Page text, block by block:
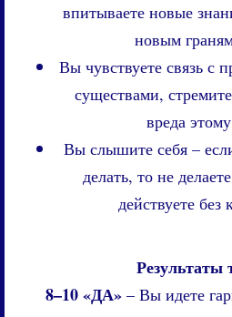
впитываете новые
новым
Вы чувствуете связь с
существами,
вреда
Вы слышите себя –
делать, то не
действуете без
Результаты
8–10 «ДА» – Вы идете